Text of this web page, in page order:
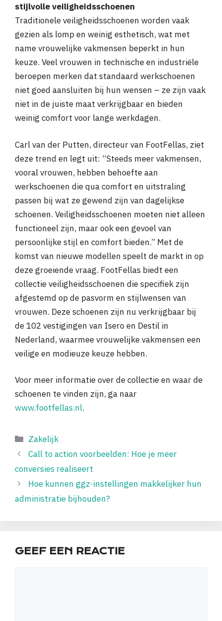
stijlvolle veiligheidsschoenen
Traditionele veiligheidsschoenen worden vaak
gezien als lomp en weinig esthetisch, wat met
name vrouwelijke vakmensen beperkt in hun
keuze. Veel vrouwen in technische en industriële
beroepen merken dat standaard werkschoenen
niet goed aansluiten bij hun wensen – ze zijn vaak
niet in de juiste maat verkrijgbaar en bieden
weinig comfort voor lange werkdagen.
Carl van der Putten, directeur van FootFellas, ziet
deze trend en legt uit: “Steeds meer vakmensen,
vooral vrouwen, hebben behoefte aan
werkschoenen die qua comfort en uitstraling
passen bij wat ze gewend zijn van dagelijkse
schoenen. Veiligheidsschoenen moeten niet alleen
functioneel zijn, maar ook een gevoel van
persoonlijke stijl en comfort bieden.” Met de
komst van nieuwe modellen speelt de markt in op
deze groeiende vraag. FootFellas biedt een
collectie veiligheidsschoenen die specifiek zijn
afgestemd op de pasvorm en stijlwensen van
vrouwen. Deze schoenen zijn nu verkrijgbaar bij
de 102 vestigingen van Isero en Destil in
Nederland, waarmee vrouwelijke vakmensen een
veilige en modieuze keuze hebben.
Voor meer informatie over de collectie en waar de
schoenen te vinden zijn, ga naar
www.footfellas.nl.
Categorieën
Zakelijk
Call to action voorbeelden: Hoe je meer
conversies realiseert
Hoe kunnen ggz-instellingen makkelijker hun
administratie bijhouden?
GEEF EEN REACTIE